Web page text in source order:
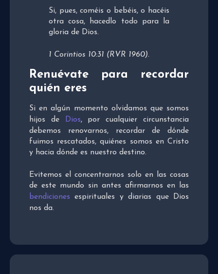
Si, pues, coméis o bebéis, o hacéis
otra cosa, hacedlo todo para la
gloria de Dios.
1 Corintios 10:31 (RVR 1960).
Renuévate para recordar
quién eres
Si en algún momento olvidamos que somos
hijos de
Dios, por cualquier circunstancia
debemos renovarnos, recordar de dónde
fuimos rescatados, quiénes somos en Cristo
y hacia dónde es nuestro destino.
Evitemos el concentrarnos solo en las cosas
de este mundo sin antes afirmarnos en las
bendicionesespirituales y diarias que Dios
nos da.